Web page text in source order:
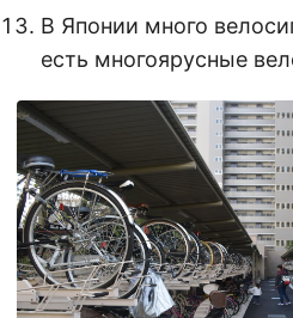
В Японии много
есть многоярусные